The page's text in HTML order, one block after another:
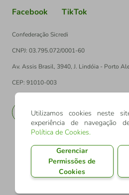
Facebook TikTok
Confederação Sicredi
CNPJ: 03.795.072/0001-60
Av. Assis Brasil, 3940, J. Lindóia - Porto
CEP: 91010-003
EN
Utilizamos cookies neste
experiência de navegação
Política de Cookies.
Gerenciar
Permissões de
Cookies